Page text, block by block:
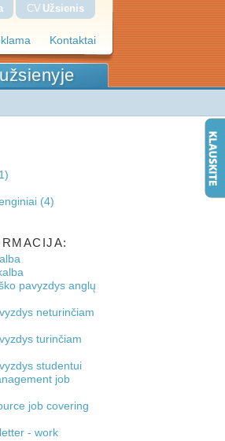
Kontaktai
CV Užsienis
(4)
pavyzdys anglų
neturinčiam
turinčiam
studentui
job
job covering
- work